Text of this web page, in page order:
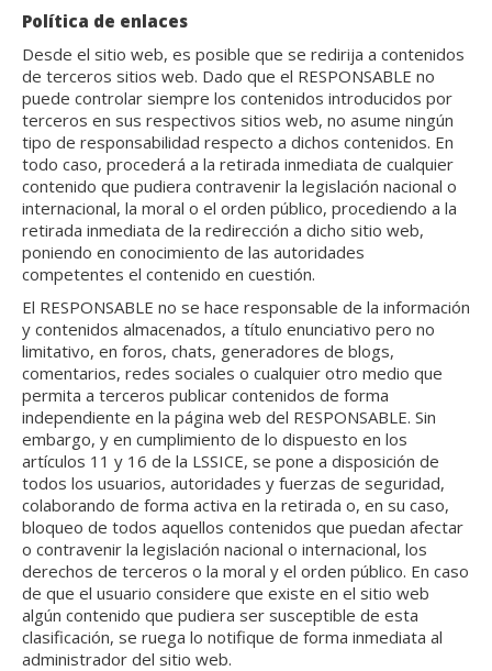
Política de enlaces
Desde el sitio web, es posible que se redirija a contenidos
de terceros sitios web. Dado que el RESPONSABLE no
puede controlar siempre los contenidos introducidos por
terceros en sus respectivos sitios web, no asume ningún
tipo de responsabilidad respecto a dichos contenidos. En
todo caso, procederá a la retirada inmediata de cualquier
contenido que pudiera contravenir la legislación nacional o
internacional, la moral o el orden público, procediendo a la
retirada inmediata de la redirección a dicho sitio web,
poniendo en conocimiento de las autoridades
competentes el contenido en cuestión.
El RESPONSABLE no se hace responsable de la información
y contenidos almacenados, a título enunciativo pero no
limitativo, en foros, chats, generadores de blogs,
comentarios, redes sociales o cualquier otro medio que
permita a terceros publicar contenidos de forma
independiente en la página web del RESPONSABLE. Sin
embargo, y en cumplimiento de lo dispuesto en los
artículos 11 y 16 de la LSSICE, se pone a disposición de
todos los usuarios, autoridades y fuerzas de seguridad,
colaborando de forma activa en la retirada o, en su caso,
bloqueo de todos aquellos contenidos que puedan afectar
o contravenir la legislación nacional o internacional, los
derechos de terceros o la moral y el orden público. En caso
de que el usuario considere que existe en el sitio web
algún contenido que pudiera ser susceptible de esta
clasificación, se ruega lo notifique de forma inmediata al
administrador del sitio web.